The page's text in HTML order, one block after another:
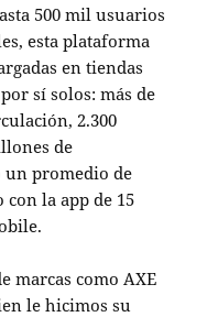
500 mil usuarios
esta plataforma
en tiendas
sí solos: más de
2.300
de
un promedio de
la app de 15
marcas como AXE
le hicimos su